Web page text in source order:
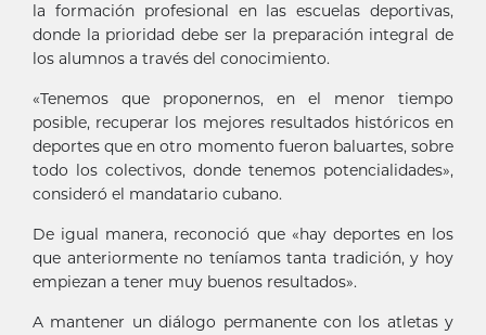
la formación profesional en las escuelas deportivas,
donde la prioridad debe ser la preparación integral de
los alumnos a través del conocimiento.
«Tenemos que proponernos, en el menor tiempo
posible, recuperar los mejores resultados históricos en
deportes que en otro momento fueron baluartes, sobre
todo los colectivos, donde tenemos potencialidades»,
consideró el mandatario cubano.
De igual manera, reconoció que «hay deportes en los
que anteriormente no teníamos tanta tradición, y hoy
empiezan a tener muy buenos resultados».
A mantener un diálogo permanente con los atletas y